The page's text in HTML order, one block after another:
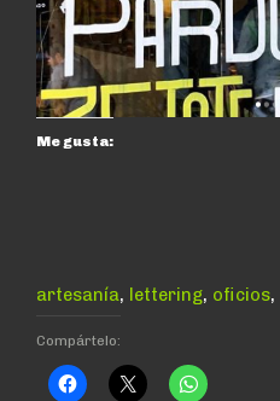
Me gusta:
artesanía, lettering, oficios,
Compártelo: